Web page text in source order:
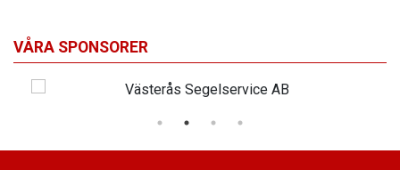
VÅRA SPONSORER